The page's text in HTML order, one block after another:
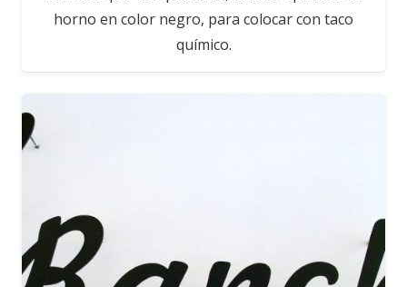
horno en color negro, para colocar con taco
químico.